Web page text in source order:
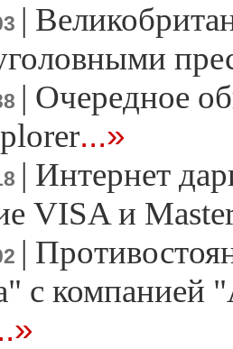
|
| Очередное
...»
| Интернет
VISA и
|
с компанией